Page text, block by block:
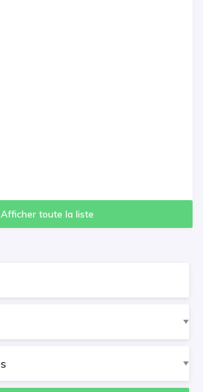
Afficher toute la liste